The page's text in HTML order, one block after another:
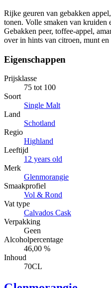
Rijke geuren van gebakken
tonen. Volle smaken van kruiden
Gebakken peer, toffee-appel,
over in hints van citroen, munt
Eigenschappen
Prijsklasse
75 tot 100
Soort
Single Malt
Land
Schotland
Regio
Highland
Leeftijd
12 years old
Merk
Glenmorangie
Smaakprofiel
Vol & Rond
Vat type
Calvados Cask
Verpakking
Geen
Alcoholpercentage
46,00 %
Inhoud
70CL